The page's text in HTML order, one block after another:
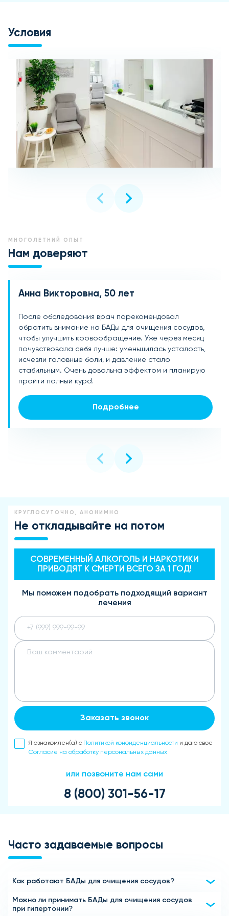
Условия
МНОГОЛЕТНИЙ ОПЫТ
Нам доверяют
Анна Викторовна, 50 лет
После обследования врач порекомендовал
обратить внимание на БАДы для очищения сосудов,
чтобы улучшить кровообращение. Уже через месяц
почувствовала себя лучше: уменьшилась усталость,
исчезли головные боли, и давление стало
стабильным. Очень довольна эффектом и планирую
пройти полный курс!
Подробнее
Михаил Александрович, 47 лет
Занимаюсь спортом, и врач посоветовал
поддерживать здоровье сосудов с помощью БАДов
для очищения сосудов. Результат превзошел
ожидания: повысилась выносливость,
нормализовался пульс, улучшилось общее
самочувствие. Рекомендую всем, кто заботится о
своем здоровье.
Подробнее
Екатерина Сергеевна, 60 лет
Долгое время беспокоили скачки давления и тяжесть
в ногах. Решила попробовать БАДы для очищения
сосудов по совету подруги. Уже через несколько
недель ушла отечность, давление стало стабильным,
появилась легкость. Это отличное средство для
поддержки здоровья сосудов, буду заказывать снова!
Подробнее
КРУГЛОСУТОЧНО, АНОНИМНО
Не откладывайте на потом
СОВРЕМЕННЫЙ АЛКОГОЛЬ И НАРКОТИКИ
ПРИВОДЯТ К СМЕРТИ ВСЕГО ЗА 1 ГОД!
Мы поможем подобрать подходящий вариант
лечения
Заказать звонок
Я ознакомлен(а) с Политикой конфиденциальности и даю свое
Согласие на обработку персональных данных
или позвоните нам сами
8 (800) 301-56-17
Часто задаваемые вопросы
Как работают БАДы для очищения сосудов?
БАДы для очищения сосудов содержат компоненты,
такие как омега-3 жирные кислоты, антиоксиданты,
Можно ли принимать БАДы для очищения сосудов
при гипертонии?